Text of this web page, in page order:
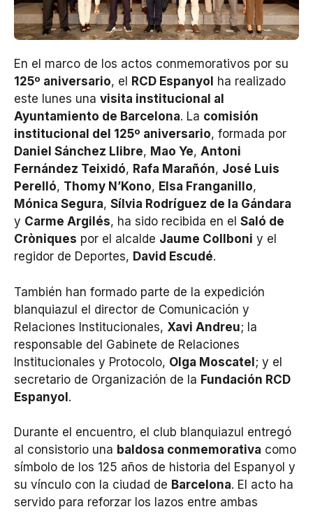
En el marco de los actos conmemorativos por su
125º aniversario, el RCD Espanyol
ha realizado
este lunes una visita institucional al
Ayuntamiento de Barcelona. La comisión
institucional del 125º aniversario, formada por
Daniel Sánchez Llibre, Mao Ye, Antoni
Fernández Teixidó, Rafa Marañón, José Luis
Perelló, Thomy N’Kono, Elsa Franganillo,
Mónica Segura, Sílvia Rodríguez de la Gándara
y Carme Argilés, ha sido recibida en el Saló de
Cròniques por el alcalde Jaume Collboni y el
regidor de Deportes, David Escudé.
También han formado parte de la expedición
blanquiazul el director de Comunicación y
Relaciones Institucionales, Xavi Andreu; la
responsable del Gabinete de Relaciones
Institucionales y Protocolo, Olga Moscatel; y el
secretario de Organización de la Fundación RCD
Espanyol.
Durante el encuentro, el club blanquiazul entregó
al consistorio una baldosa conmemorativa como
símbolo de los 125 años de historia del Espanyol y
su vínculo con la ciudad de Barcelona. El acto ha
servido para reforzar los lazos entre ambas